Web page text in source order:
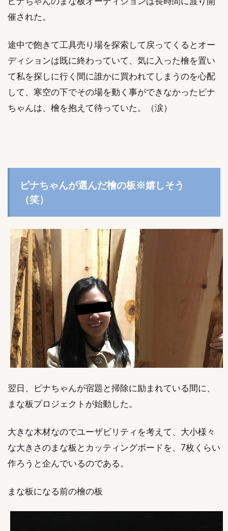
催された。
途中で飽きて工具売り場を探索して戻ってくるとオー
ディションは既に終わっていて、気に入った檜を置い
て私を探しに行く間に誰かに買われてしまうのを心配
して、寒空の下でその場を動く事ができなかったピナ
ちゃんは、檜を抱えて待っていた。（涙）
ピナちゃんが選んだ檜の板※嬉しそう
（笑）
翌日、ピナちゃんが宿題と掃除に励まれている間に、
まな板プロジェクトが始動した。
大きな木材なのでユーザビリティを考えて、大小様々
な大きさのまな板とカッティングボードを、7枚くらい
作ろうと企んでいるのである。
まな板になる前の檜の板